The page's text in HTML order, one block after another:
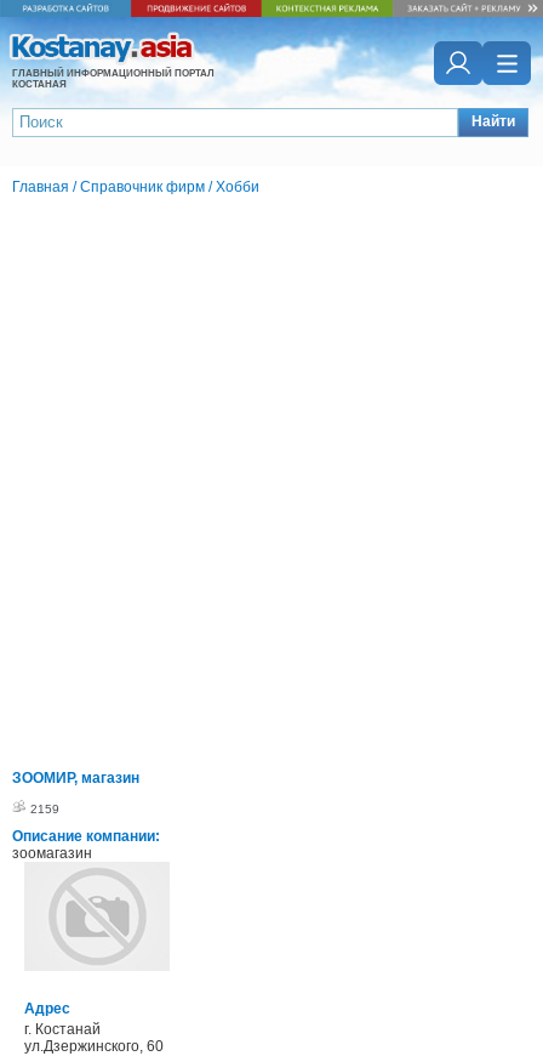
ГЛАВНЫЙ ИНФОРМАЦИОННЫЙ ПОРТАЛ
КОСТАНАЯ
Найти
Главная /Справочник фирм /Хобби
ЗООМИР, магазин
2159
Описание компании:
зоомагазин
Адрес
г. Костанай
ул.Дзержинского, 60